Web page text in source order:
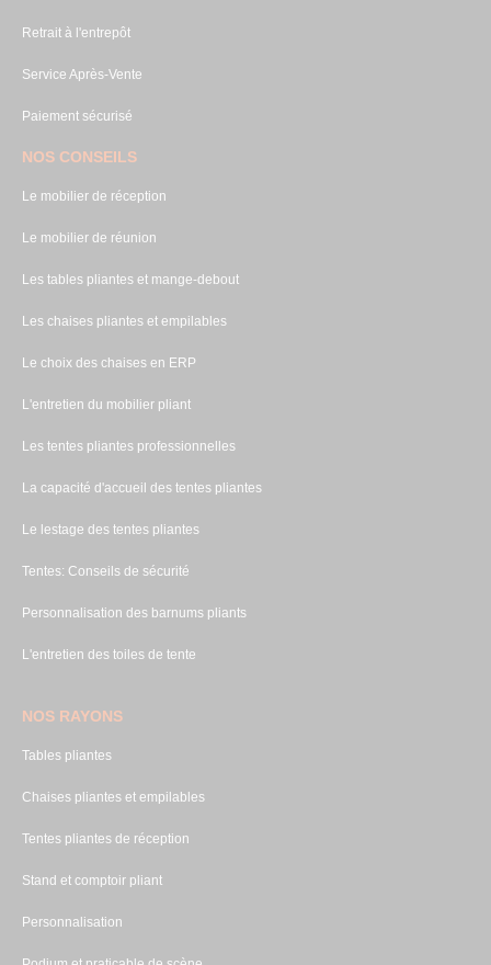
Retrait à l'entrepôt
Service Après-Vente
Paiement sécurisé
NOS CONSEILS
Le mobilier de réception
Le mobilier de réunion
Les tables pliantes et mange-debout
Les chaises pliantes et empilables
Le choix des chaises en ERP
L'entretien du mobilier pliant
Les tentes pliantes professionnelles
La capacité d'accueil des tentes pliantes
Le lestage des tentes pliantes
Tentes: Conseils de sécurité
Personnalisation des barnums pliants
L'entretien des toiles de tente
NOS RAYONS
Tables pliantes
Chaises pliantes et empilables
Tentes pliantes de réception
Stand et comptoir pliant
Personnalisation